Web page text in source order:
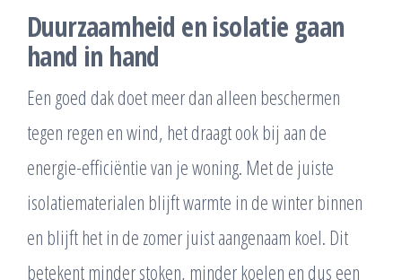
Duurzaamheid en isolatie gaan
hand in hand
Een goed dak doet meer dan alleen beschermen
tegen regen en wind, het draagt ook bij aan de
energie-efficiëntie van je woning. Met de juiste
isolatiematerialen blijft warmte in de winter binnen
en blijft het in de zomer juist aangenaam koel. Dit
betekent minder stoken, minder koelen en dus een